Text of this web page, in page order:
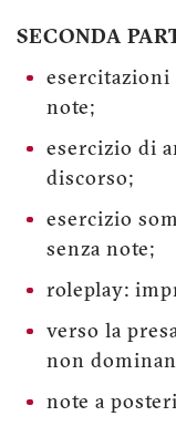
SECONDA
esercitazioni
note;
esercizio di
discorso;
esercizio
senza note;
roleplay:
verso la
non
note a